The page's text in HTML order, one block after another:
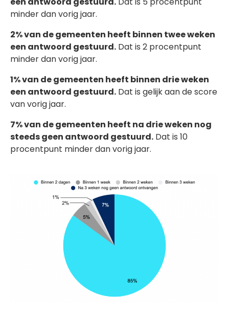
minder dan vorig jaar.
2% van de gemeenten heeft binnen twee weken
een antwoord gestuurd. Dat is 2 procentpunt
minder dan vorig jaar.
1% van de gemeenten heeft binnen drie weken
een antwoord gestuurd. Dat is gelijk aan de score
van vorig jaar.
7% van de gemeenten heeft na drie weken nog
steeds geen antwoord gestuurd. Dat is 10
procentpunt minder dan vorig jaar.